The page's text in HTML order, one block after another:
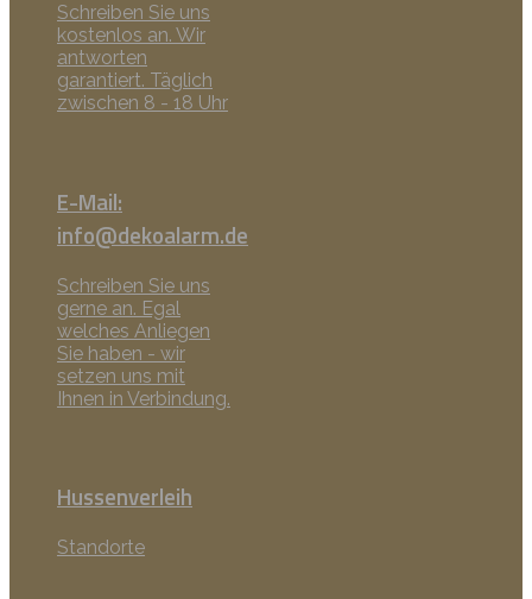
Schreiben Sie uns
kostenlos an. Wir
antworten
garantiert. Täglich
zwischen 8 - 18 Uhr
E-Mail:
info@dekoalarm.de
Schreiben Sie uns
gerne an. Egal
welches Anliegen
Sie haben - wir
setzen uns mit
Ihnen in Verbindung.
Hussenverleih
Standorte